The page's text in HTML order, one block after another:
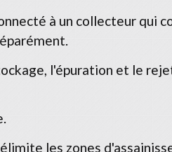
à un collecteur qui
l'épuration et le
les zones